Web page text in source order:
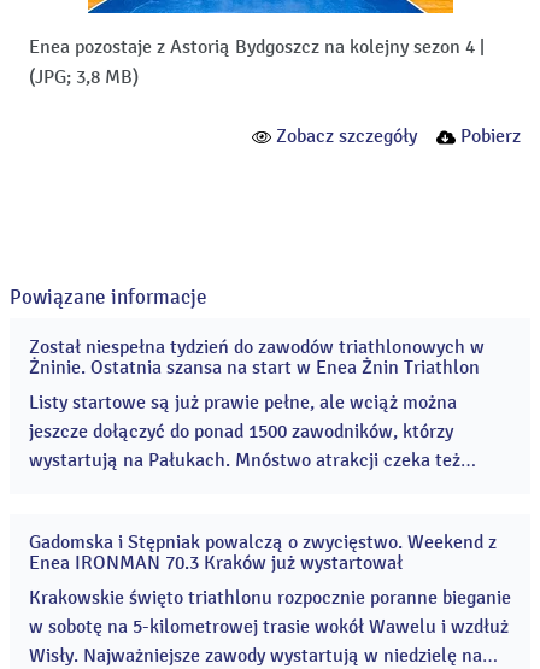
Enea pozostaje z Astorią Bydgoszcz na kolejny sezon 4
(JPG; 3,8 MB)
Zobacz szczegóły Pobierz
Powiązane informacje
04
sie
Został niespełna tydzień do zawodów triathlonowych w
Żninie. Ostatnia szansa na start w Enea Żnin Triathlon
Listy startowe są już prawie pełne, ale wciąż można
jeszcze dołączyć do ponad 1500 zawodników, którzy
wystartują na Pałukach. Mnóstwo atrakcji czeka też
sportowe, które co roku przyciągają coraz więcej
uczestników i kibiców. ...
31
2026
Gadomska i Stępniak powalczą o zwycięstwo. Weekend z
Enea IRONMAN 70.3 Kraków już wystartował
Krakowskie święto triathlonu rozpocznie poranne bieganie
w sobotę na 5-kilometrowej trasie wokół Wawelu i wzdłuż
Wisły. Najważniejsze zawody wystartują w niedzielę na